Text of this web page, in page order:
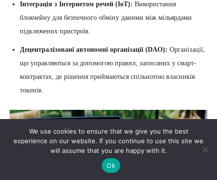
Інтеграція з Інтернетом речей (IoT): Використання
блокчейну для безпечного обміну даними між мільярдами
підключених пристроїв.
Децентралізовані автономні організації (DAO): Організації,
що управляються за допомогою правил, записаних у смарт-
контрактах, де рішення приймаються спільнотою власників
токенів.
We use cookies to ensure that we give you the best
experience on our website. If you continue to use this site we
will assume that you are happy with it.
Ok